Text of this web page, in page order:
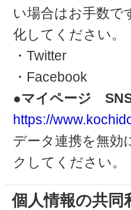
い場合はお手数で
化してください。
・Twitter
・Facebook
●マイページ
https://
データ連携を無効
クしてください。
個人情報の共同